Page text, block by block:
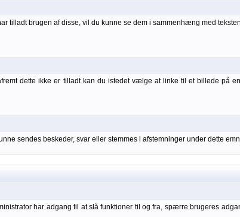
tilladt brugen af disse, vil du kunne se dem i sammenhæng med
dette ikke er tilladt kan du istedet vælge at linke til et billede på
sendes beskeder, svar eller stemmes i afstemninger under dette
har adgang til at slå funktioner til og fra, spærre brugeres